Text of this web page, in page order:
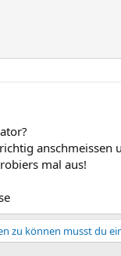
anschmeissen
mal aus!
zu können musst du